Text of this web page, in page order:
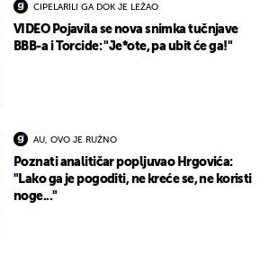
CIPELARILI GA DOK JE LEŽAO
VIDEO Pojavila se nova snimka tučnjave
BBB-a i Torcide: "Je*ote, pa ubit će ga!"
AU, OVO JE RUŽNO
Poznati analitičar popljuvao Hrgovića:
"Lako ga je pogoditi, ne kreće se, ne koristi
noge..."